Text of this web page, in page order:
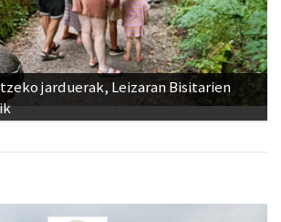
jarduerak, Leizaran Bisitarien